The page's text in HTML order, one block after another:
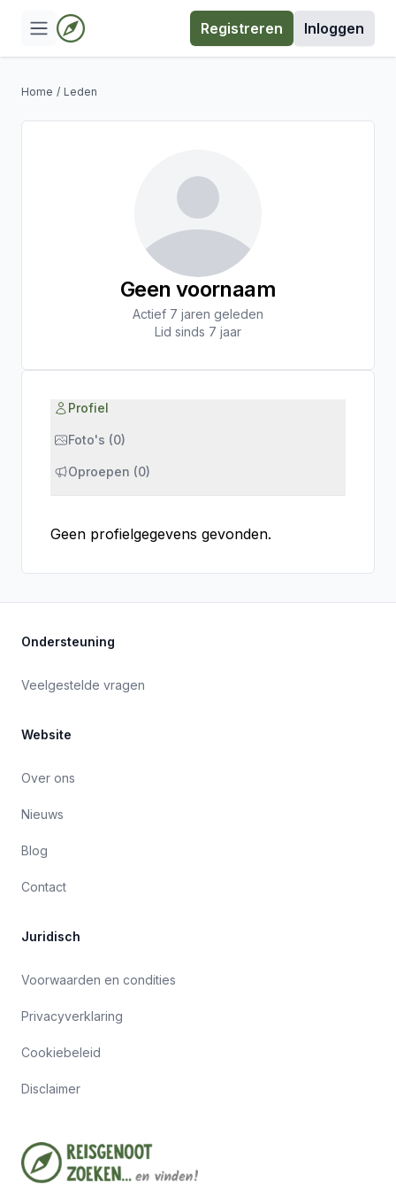
Registreren Inloggen
Home / Leden
Geen voornaam
Actief 7 jaren geleden
Lid sinds 7 jaar
Profiel
Foto's (0)
Oproepen (0)
Geen profielgegevens gevonden.
Ondersteuning
Veelgestelde vragen
Website
Over ons
Nieuws
Blog
Contact
Juridisch
Voorwaarden en condities
Privacyverklaring
Cookiebeleid
Disclaimer